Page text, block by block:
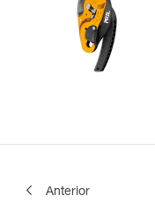
Anterior